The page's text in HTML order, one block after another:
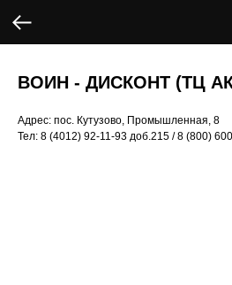
ВОИН - ДИСКОНТ (ТЦ
Адрес: пос. Кутузово, Промышленная, 8
Тел: 8 (4012) 92-11-93 доб.215 / 8 (800)